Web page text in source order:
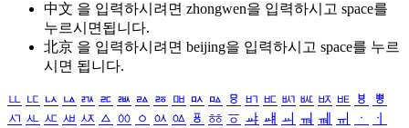
中文 을 입력하시려면 zhongwen을 입력하시고 space를
누르시면됩니다.
北京 을 입력하시려면 beijing을 입력하시고 space를 누르
시면 됩니다.
ㅥ ㅦ ㅧ ㅨ ㅩ ㅪ ㅫ ㅬ ㅭ ㅮ ㅯ ㅰ ㅱ ㅲ ㅳ ㅴ ㅵ ㅶ ㅷ ㅸ
ㅹ
ㅺ ㅻ ㅼ ㅽ ㅾ ㅿ ㆀ ㆁ ㆂ ㆃ ㆄ ㆅ ㆆ ㆇ ㆈ ㆉ ㆊ ㆋ ㆌ ㆍ
ㆎ